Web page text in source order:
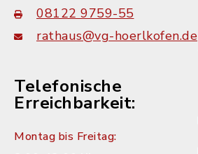
08122 9759-55
rathaus@vg-hoerlkofen.de
Telefonische
Erreichbarkeit:
Montag bis Freitag: